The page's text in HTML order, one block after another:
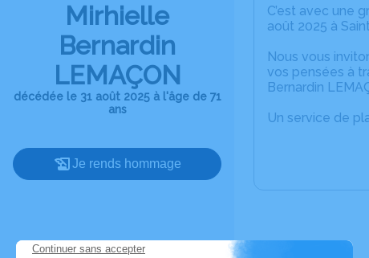
Mirhielle
Bernardin
LEMAÇON
décédée le 31 août 2025 à l'âge de 71
ans
Je rends hommage
C’est avec une
août 2025 à
Nous vous
vos pensées à
Bernardin
Un service de